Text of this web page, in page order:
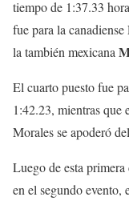
tiempo de 1:37.33
fue para la
la también mexicana
El cuarto puesto fue
1:42.23, mientras que
Morales se apoderó
Luego de esta
en el segundo evento,